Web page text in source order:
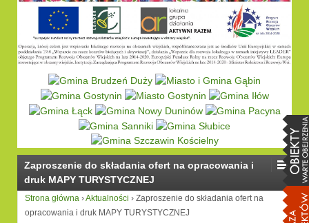
Zaproszenie do składania ofert na opracowania i
druk MAPY TURYSTYCZNEJ
Strona główna ›Aktualności › Zaproszenie do składania ofert na
opracowania i druk MAPY TURYSTYCZNEJ